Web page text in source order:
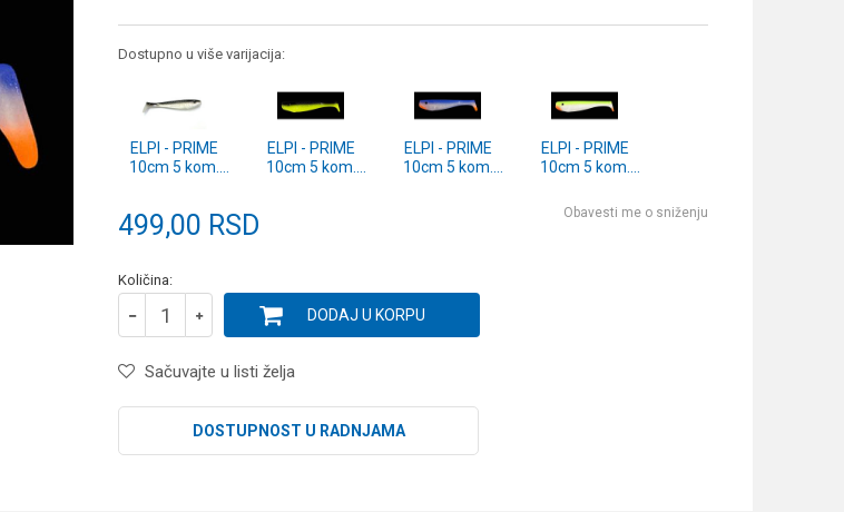
Dostupno u više varijacija:
ELPI - PRIME
10cm 5 kom.
ELPI - PRIME
10cm 5 kom.
ELPI - PRIME
10cm 5 kom.
ELPI - PRIME
10cm 5 kom.
499,00 RSD Obavesti me o sniženju
Količina:
DODAJ U KORPU
Sačuvajte u listi želja
DOSTUPNOST U RADNJAMA